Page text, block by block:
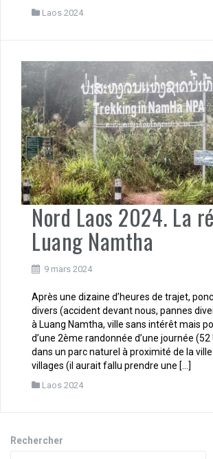
Laos 2024
Nord Laos 2024. La
Luang Namtha
9 mars 2024
Après une dizaine d’heures de trajet,
divers (accident devant nous, pannes
à Luang Namtha, ville sans intérêt mais
d’une 2ème randonnée d’une journée
dans un parc naturel à proximité de la ville.
villages (il aurait fallu prendre une […]
Laos 2024
Rechercher